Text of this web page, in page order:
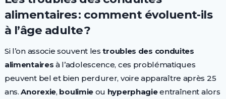
alimentaires : comment évoluent-ils
à l’âge adulte ?
Si l’on associe souvent lestroubles des conduites
alimentaires à l’adolescence, ces problématiques
peuvent bel et bien perdurer, voire apparaître après 25
ans.Anorexie, boulimie ou hyperphagieentraînent alors